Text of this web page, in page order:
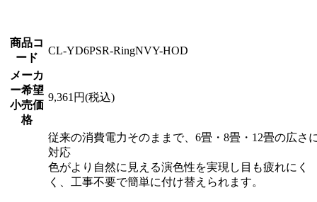
商品コ
ード
CL-YD6PSR-RingNVY-HOD
メーカ
ー希望
小売価
格
9,361円(税込)
従来の消費電力そのままで、6畳・8畳・12畳の広さ
対応
色がより自然に見える演色性を実現し目も疲れにく
く、工事不要で簡単に付け替えられます。